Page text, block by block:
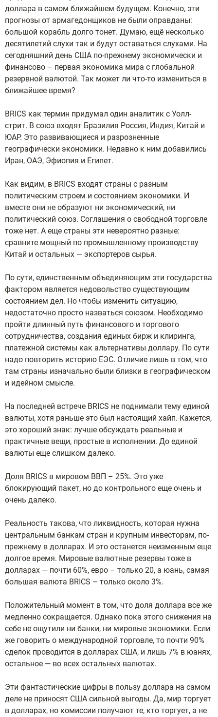
доллара в самом ближайшем будущем. Конечно, эти
прогнозы от армагедонщиков не были оправданы:
большой корабль долго тонет. Думаю, ещё несколько
десятилетий слухи так и будут оставаться слухами. На
сегодняшний день США по-прежнему экономически и
финансово – первая экономика мира с глобальной
резервной валютой. Так может ли что-то измениться в
ближайшее время?
BRICS как термин придумал один аналитик с Уолл-
стрит. В союз входят Бразилия Россия, Индия, Китай и
ЮАР. Это развивающиеся и разрозненные
географически экономики. Недавно к ним добавились
Иран, ОАЭ, Эфиопия и Египет.
Как видим, в BRICS входят страны с разным
политическим строем и состоянием экономики. И
вместе они не образуют ни экономический, ни
политический союз. Соглашения о свободной торговле
тоже нет. А еще страны эти невероятно разные:
сравните мощный по промышленному производству
Китай и остальных — экспортеров сырья.
По сути, единственным объединяющим эти государства
фактором является недовольство существующим
состоянием дел. Но чтобы изменить ситуацию,
недостаточно просто назваться союзом. Необходимо
пройти длинный путь финансового и торгового
сотрудничества, создания единых бирж и клиринга,
платежной системы как альтернативы доллару. По сути
надо повторить историю ЕЭС. Отличие лишь в том, что
там страны изначально были близки в географическом
и идейном смысле.
На последней встрече BRICS не поднимали тему единой
валюты, хотя раньше это был настоящий хайп. Кажется,
это хороший знак: лучше обсуждать реальные и
практичные вещи, простые в исполнении. До единой
валюты еще слишком далеко.
Доля BRICS в мировом ВВП – 25%. Это уже
блокирующий пакет, но до контрольного еще очень и
очень далеко.
Реальность такова, что ликвидность, которая нужна
центральным банкам стран и крупным инвесторам, по-
прежнему в долларах. И это останется неизменным еще
долгое время. Мировые валютные резервы тоже в
долларах — почти 60%, евро – только 20, а юань, самая
большая валюта BRICS – только около 3%.
Положительный момент в том, что доля доллара все же
медленно сокращается. Однако пока этого снижения на
себе не ощутили ни банки, ни мировые экономики. Если
же говорить о международной торговле, то почти 90%
сделок проводится в долларах США, и лишь 7% в юанях,
остальное — во всех остальных валютах.
Эти фантастические цифры в пользу доллара на самом
деле не приносят США сильной выгоды. Да, мир торгует
в долларах, но комиссии получают те, кто торгует, а не